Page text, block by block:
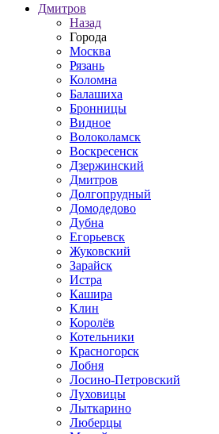
Дмитров
Назад
Города
Москва
Рязань
Коломна
Балашиха
Бронницы
Видное
Волоколамск
Воскресенск
Дзержинский
Дмитров
Долгопрудный
Домодедово
Дубна
Егорьевск
Жуковский
Зарайск
Истра
Кашира
Клин
Королёв
Котельники
Красногорск
Лобня
Лосино-Петровский
Луховицы
Лыткарино
Люберцы